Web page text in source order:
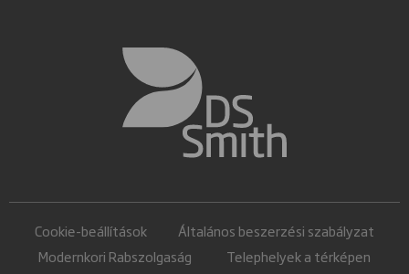
Cookie-beállítások
Általános beszerzési szabályzat
Modernkori Rabszolgaság
Telephelyek a térképen